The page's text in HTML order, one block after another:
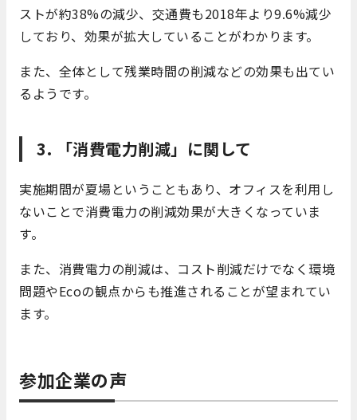
ストが約38%の減少、交通費も2018年より9.6%減少
しており、効果が拡大していることがわかります。
また、全体として残業時間の削減などの効果も出てい
るようです。
3. 「消費電力削減」に関して
実施期間が夏場ということもあり、オフィスを利用し
ないことで消費電力の削減効果が大きくなっていま
す。
また、消費電力の削減は、コスト削減だけでなく環境
問題やEcoの観点からも推進されることが望まれてい
ます。
参加企業の声